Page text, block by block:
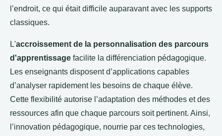
l’endroit, ce qui était difficile auparavant avec les supports
classiques.
L'accroissement de la personnalisation des parcours
d'apprentissage facilite la différenciation pédagogique.
Les enseignants disposent d’applications capables
d’analyser rapidement les besoins de chaque élève.
Cette flexibilité autorise l’adaptation des méthodes et des
ressources afin que chaque parcours soit pertinent. Ainsi,
l’innovation pédagogique, nourrie par ces technologies,